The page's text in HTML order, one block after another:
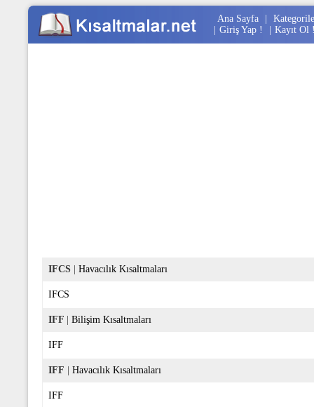
Ana Sayfa
Giriş Yap ! Kayıt Ol
IFCS Havacılık Kısaltmaları
IFCS
IFF Bilişim Kısaltmaları
IFF
IFF Havacılık Kısaltmaları
IFF